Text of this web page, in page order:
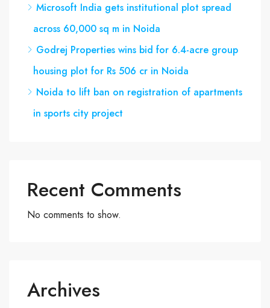
Microsoft India gets institutional plot spread
across 60,000 sq m in Noida
Godrej Properties wins bid for 6.4-acre group
housing plot for Rs 506 cr in Noida
Noida to lift ban on registration of apartments
in sports city project
Recent Comments
No comments to show.
Archives